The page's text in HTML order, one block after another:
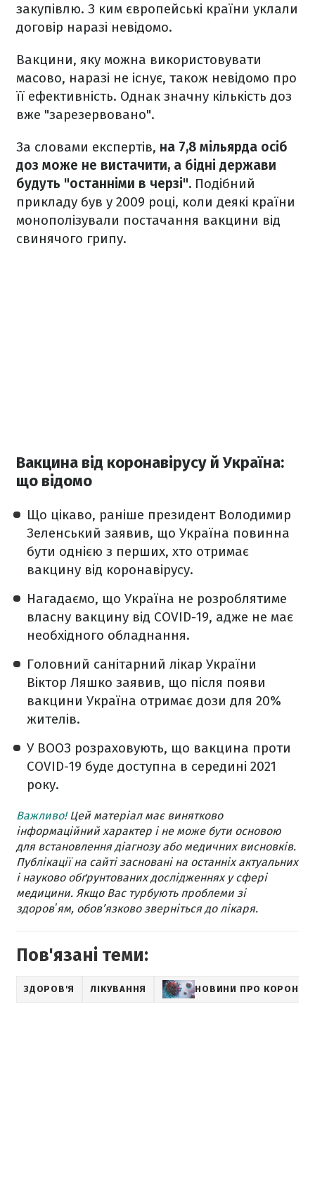
закупівлю. З ким європейські країни уклали
договір наразі невідомо.
Вакцини, яку можна використовувати
масово, наразі не існує, також невідомо про
її ефективність. Однак значну кількість доз
вже "зарезервовано".
За словами експертів, на 7,8 мільярда осіб
доз може не вистачити, а бідні держави
будуть "останніми в черзі". Подібний
прикладу був у 2009 році, коли деякі країни
монополізували постачання вакцини від
свинячого грипу.
Вакцина від коронавірусу й Україна:
що відомо
Що цікаво, раніше президент Володимир
Зеленський заявив, що Україна повинна
бути однією з перших, хто отримає
вакцину від коронавірусу.
Нагадаємо, що Україна не розроблятиме
власну вакцину від COVID-19, адже не має
необхідного обладнання.
Головний санітарний лікар України
Віктор Ляшко заявив, що після появи
вакцини Україна отримає дози для 20%
жителів.
У ВООЗ розраховують, що вакцина проти
COVID-19 буде доступна в середині 2021
року.
Важливо!Цей матеріал має винятково
інформаційний характер і не може бути основою
для встановлення діагнозу або медичних висновків.
Публікації на сайті засновані на останніх актуальних
і науково обґрунтованих дослідженнях у сфері
медицини. Якщо Вас турбують проблеми зі
здоровʼям, обов’язково зверніться до лікаря.
Пов'язані теми:
ЗДОРОВ'Я ЛІКУВАННЯ НОВИНИ ПРО